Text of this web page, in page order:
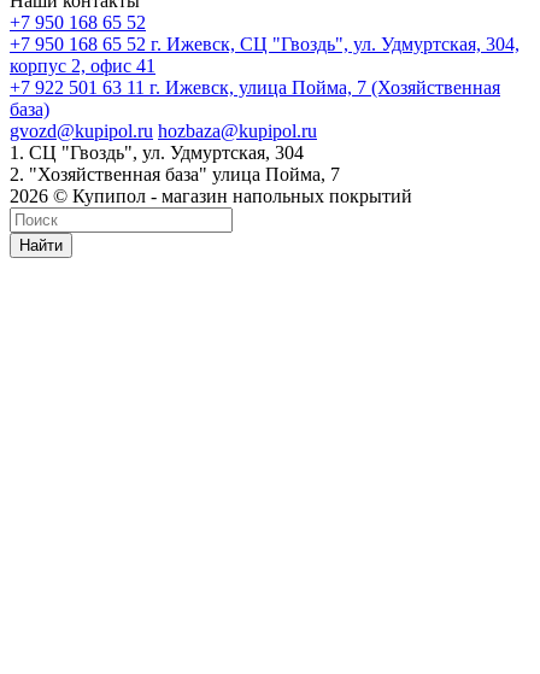
+7 950 168 65 52
+7 950 168 65 52 г. Ижевск, СЦ "Гвоздь", ул. Удмуртская, 304,
корпус 2, офис 41
+7 922 501 63 11 г. Ижевск, улица Пойма, 7 (Хозяйственная
база)
gvozd@kupipol.ru hozbaza@kupipol.ru
1. СЦ "Гвоздь", ул. Удмуртская, 304
2. "Хозяйственная база" улица Пойма, 7
2026 © Купипол - магазин напольных покрытий
Найти